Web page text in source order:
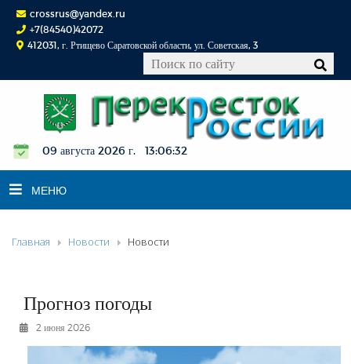
crossrus@yandex.ru
+7(84540)42072
412031, г. Ртищево Саратовской области, ул. Советская, 3
09 августа 2026 г. 13:06:33
МЕНЮ
НОВОСТИ
К СВЕДЕНИЮ
КОНКУРСЫ
ФОТОРЕПОРТАЖИ
Главная Новости Новости
Прогноз погоды
2 июня 2026